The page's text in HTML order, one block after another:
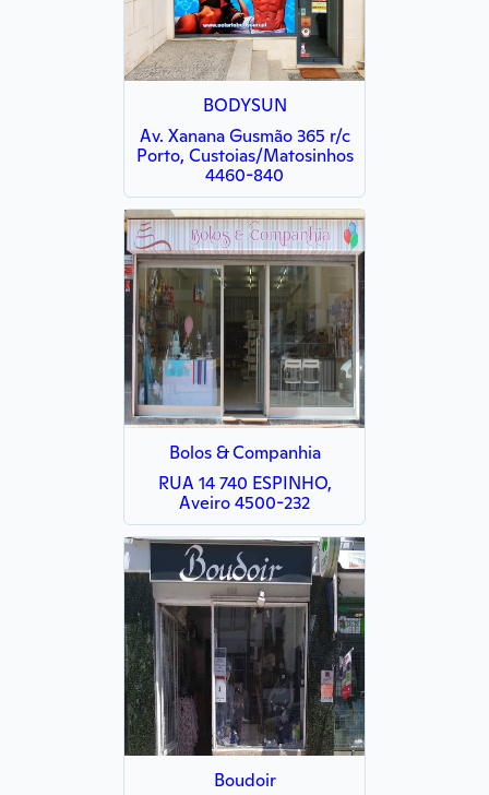
BODYSUN
Av. Xanana Gusmão 365 r/c
Porto, Custoias/Matosinhos
4460-840
Bolos & Companhia
RUA 14 740 ESPINHO,
Aveiro 4500-232
Boudoir